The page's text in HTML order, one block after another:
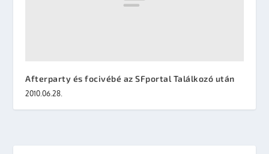
Afterparty és focivébé az SFportal Találkozó után
2010.06.28.